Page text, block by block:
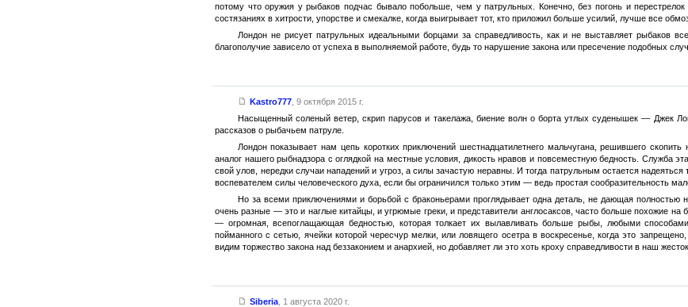
потому что оружия у рыбаков подчас бывало побольше, чем у патрульных. Конечно, без погонь и
состязаниях в хитрости, упорстве и смекалке, когда выигрывает тот, кто приложил больше усилий, лучше все
Лондон не рисует патрульных идеальными борцами за справедливость, как и не выставляет рыбаков
благополучие зависело от успеха в выполняемой работе, будь то нарушение закона или пресечение подобных
Kastro777, 9 октября 2015 г.
Насыщенный соленый ветер, скрип парусов и такелажа, биение волн о борта утлых суденышек — Джек
рассказов о рыбачьем патруле.
Лондон показывает нам цепь коротких приключений шестнадцатилетнего мальчугана, решившего
аналог нашего рыбнадзора с оглядкой на местные условия, дикость нравов и повсеместную бедность. Служба
свой улов, нередки случаи нападений и угроз, а силы зачастую неравны. И тогда патрульным остается
воспевателем силы человеческого духа, если бы ограничился только этим — ведь простая сообразительность
Но за всеми приключениями и борьбой с браконьерами проглядывает одна деталь, не дающая
очень разные — это и наглые китайцы, и угрюмые греки, и представители англосаксов, часто больше похожие
— огромная, всепоглащающая бедностью, которая толкает их вылавливать больше рыбы, любыми
пойманного с сетью, ячейки которой чересчур мелки, или ловящего осетра в воскресенье, когда это
видим торжество закона над беззаконием и анархией, но добавляет ли это хоть кроху справедливости в наш
Siberia, 1 августа 2020 г.